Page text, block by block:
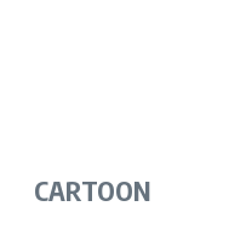
CARTOON